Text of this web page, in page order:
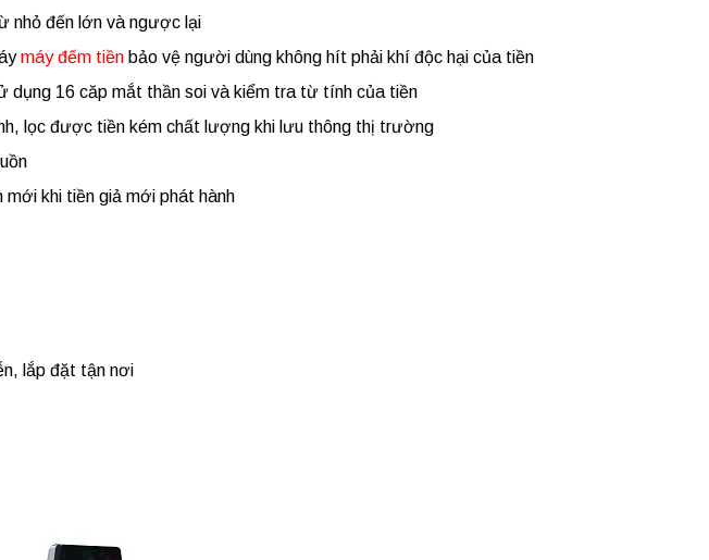
nhỏ đến lớn và ngược lại
máy đếm tiềnbảo vệ người dùng không hít phải khí độc hại của tiền
dụng 16 căp mắt thần soi và kiểm tra từ tính của tiền
lọc được tiền kém chất lượng khi lưu thông thị trường
khi tiền giả mới phát hành
lắp đặt tận nơi